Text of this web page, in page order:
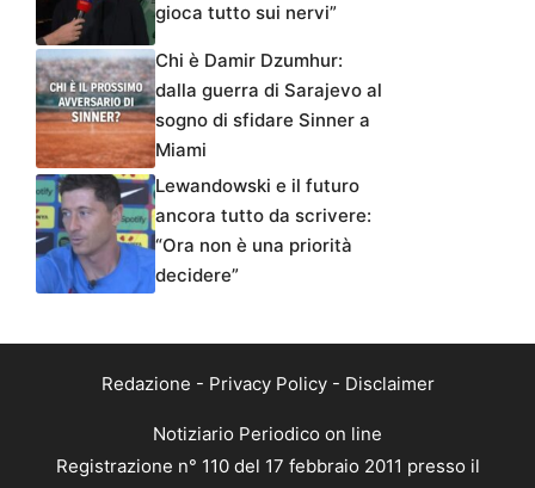
gioca tutto sui nervi”
Chi è Damir Dzumhur:
dalla guerra di Sarajevo al
sogno di sfidare Sinner a
Miami
Lewandowski e il futuro
ancora tutto da scrivere:
“Ora non è una priorità
decidere”
Redazione - Privacy Policy- Disclaimer
Notiziario Periodico on line
Registrazione n° 110 del 17 febbraio 2011 presso il